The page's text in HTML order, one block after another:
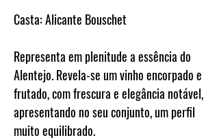
Casta:Alicante Bouschet
Representa em plenitude a essência do
Alentejo. Revela-se um vinho encorpado e
frutado, com frescura e elegância notável,
apresentando no seu conjunto, um perfil
muito equilibrado.